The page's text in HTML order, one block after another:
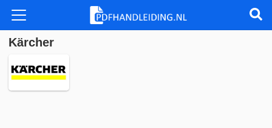
Kärcher